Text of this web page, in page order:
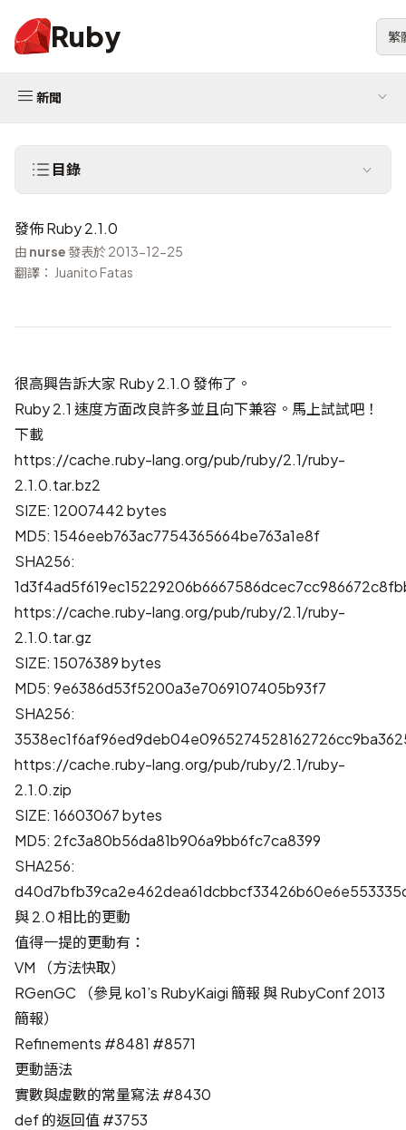
Ruby 繁
新聞
目錄
發佈 Ruby 2.1.0
由 nurse發表於 2013-12-25
翻譯： Juanito Fatas
很高興告訴大家 Ruby 2.1.0 發佈了。
Ruby 2.1 速度方面改良許多並且向下兼容。馬上試試吧！
下載
https://cache.ruby-lang.org/pub/ruby/2.1/ruby-
2.1.0.tar.bz2
SIZE: 12007442 bytes
MD5: 1546eeb763ac7754365664be763a1e8f
SHA256:
https://cache.ruby-lang.org/pub/ruby/2.1/ruby-
2.1.0.tar.gz
SIZE: 15076389 bytes
MD5: 9e6386d53f5200a3e7069107405b93f7
SHA256:
https://cache.ruby-lang.org/pub/ruby/2.1/ruby-
2.1.0.zip
SIZE: 16603067 bytes
MD5: 2fc3a80b56da81b906a9bb6fc7ca8399
SHA256:
與 2.0 相比的更動
值得一提的更動有：
VM （方法快取）
RGenGC （參見 ko1’s RubyKaigi 簡報 與RubyConf 2013
簡報）
Refinements #8481 #8571
更動語法
實數與虛數的常量寫法#8430
def 的返回值 #3753